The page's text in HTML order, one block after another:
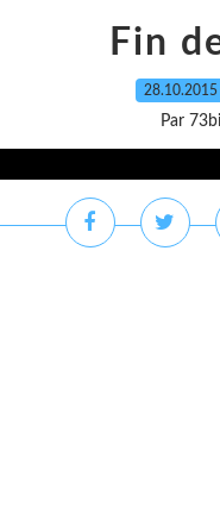
Fin
28.10.2015
Par